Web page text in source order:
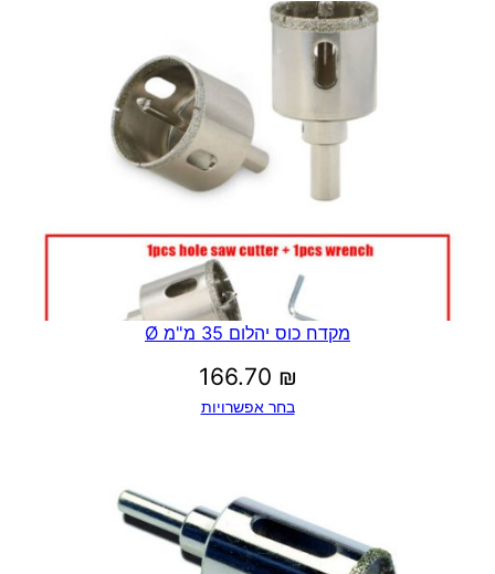
מקדח כוס יהלום 35 מ"מ Ø
166.70 ₪
בחר אפשרויות